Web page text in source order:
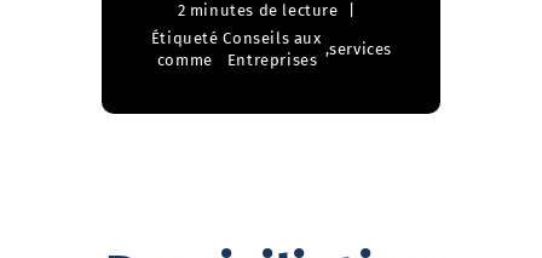
2 minutes de lecture
Étiqueté
comme
Conseils aux
Entreprises
,services